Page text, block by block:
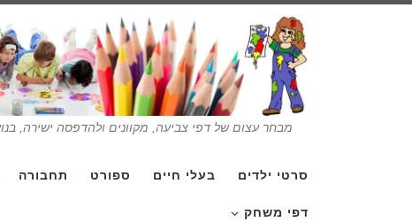
מבחר עצום של דפי צביעה, מקוונים ולהדפסה ישירה,
סרטי ילדים בעלי חיים ספורט תחבורה
דפי משחק